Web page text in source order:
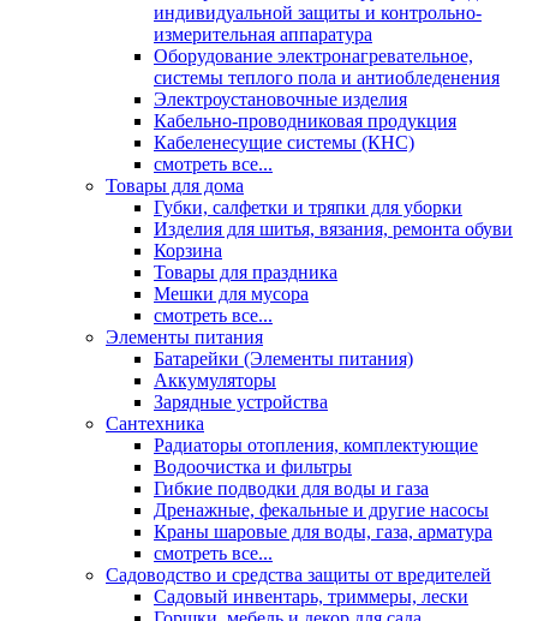
индивидуальной защиты и контрольно-
измерительная аппаратура
Оборудование электронагревательное,
системы теплого пола и антиобледенения
Электроустановочные изделия
Кабельно-проводниковая продукция
Кабеленесущие системы (КНС)
смотреть все...
Товары для дома
Губки, салфетки и тряпки для уборки
Изделия для шитья, вязания, ремонта обуви
Корзина
Товары для праздника
Мешки для мусора
смотреть все...
Элементы питания
Батарейки (Элементы питания)
Аккумуляторы
Зарядные устройства
Сантехника
Радиаторы отопления, комплектующие
Водоочистка и фильтры
Гибкие подводки для воды и газа
Дренажные, фекальные и другие насосы
Краны шаровые для воды, газа, арматура
смотреть все...
Садоводство и средства защиты от вредителей
Садовый инвентарь, триммеры, лески